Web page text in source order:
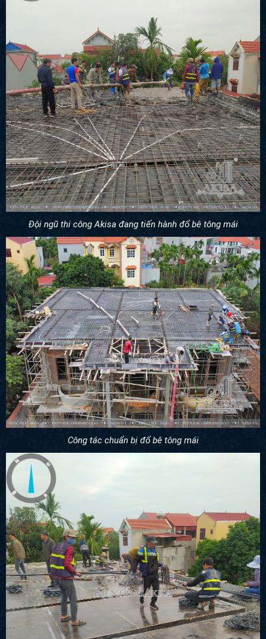
Đội ngũ thi công Akisa đang tiến hành đổ bê tông mái
Công tác chuẩn bị đổ bê tông mái